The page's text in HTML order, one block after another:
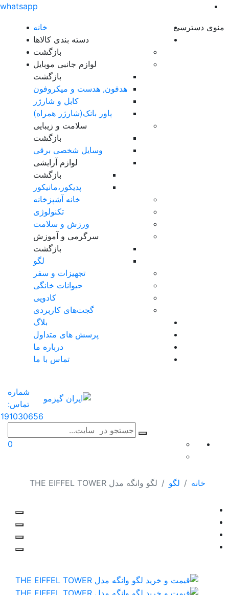
whatsapp
منوی دسترسی
خانه
دسته بندی کالاها
بازگشت
لوازم جانبی موبایل
بازگشت
هدفون, هدست و میکروفون
کابل و شارژر
پاور بانک(شارژر همراه)
سلامت و زیبایی
بازگشت
وسایل شخصی برقی
لوازم آرایشی
بازگشت
پدیکور،مانیکور
خانه آشپزخانه
تکنولوژی
ورزش و سلامت
سرگرمی و آموزش
بازگشت
لگو
تجهیزات و سفر
حیوانات خانگی
کادویی
گجت‌های کاربردی
بلاگ
پرسش های متداول
درباره ما
تماس با ما
شماره
تماس:
0
خانه لگو لگو وانگه مدل THE EIFFEL TOWER